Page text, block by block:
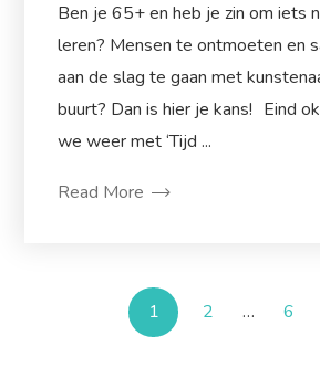
Ben je 65+ en heb je zin om iets
leren? Mensen te ontmoeten en
aan de slag te gaan met
buurt? Dan is hier je kans! Eind
we weer met ‘Tijd ...
Read More
1 2 … 6